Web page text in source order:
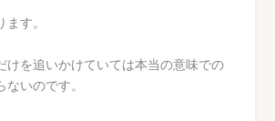
す。
けを追いかけていては本当の意味での
いのです。